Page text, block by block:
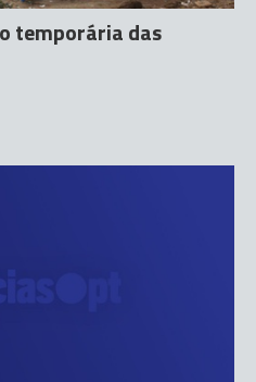
temporária das